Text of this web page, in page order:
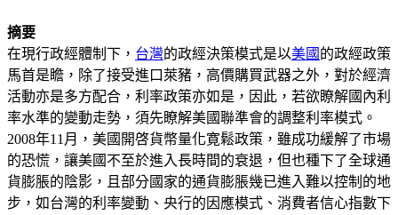
摘要
在現行政經體制下， 台灣的政經決策模式是以美國 的政經政策
馬首是瞻，除了接受進口萊豬，高價購買武器之外，對於經濟
活動亦是多方配合，利率政策亦如是，因此，若欲瞭解國內利
率水準的變動走勢，須先瞭解美國聯準會的調整利率模式。
2008年11月，美國開啓貨幣量化寛鬆政策，雖成功緩解了市場
的恐慌，讓美國不至於進入長時間的衰退，但也種下了全球通
貨膨脹的陰影，且部分國家的通貨膨脹幾已進入難以控制的地
步，如台灣的利率變動、央行的因應模式、消費者信心指數下